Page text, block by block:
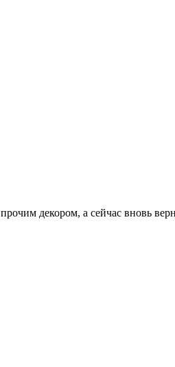
декором, а сейчас вновь